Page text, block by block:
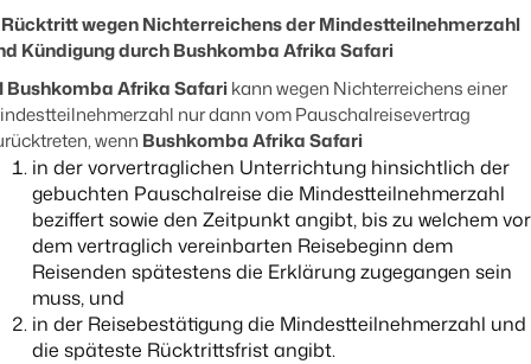
Rücktritt wegen Nichterreichens der Mindestteilnehmerzahl
Kündigung durch Bushkomba Afrika Safari
Bushkomba Afrika Safarikann wegen Nichterreichens einer
nur dann vom Pauschalreisevertrag
wenn Bushkomba Afrika Safari
in der vorvertraglichen Unterrichtung hinsichtlich der
gebuchten Pauschalreise die Mindestteilnehmerzahl
beziffert sowie den Zeitpunkt angibt, bis zu welchem vor
dem vertraglich vereinbarten Reisebeginn dem
Reisenden spätestens die Erklärung zugegangen sein
muss, und
in der Reisebestätigung die Mindestteilnehmerzahl und
die späteste Rücktrittsfrist angibt.